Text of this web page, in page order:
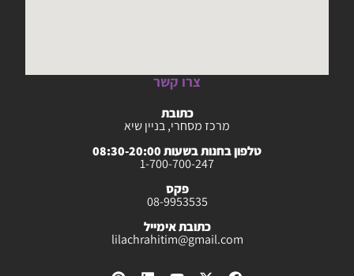
צרו קשר
כתובת
מרכז מסחרי, בניין שיא
טלפון בחנות בשעות 08:30-20:00
1-700-700-247
פקס
08-9953535
כתובת אימייל
lilachrahitim@gmail.com